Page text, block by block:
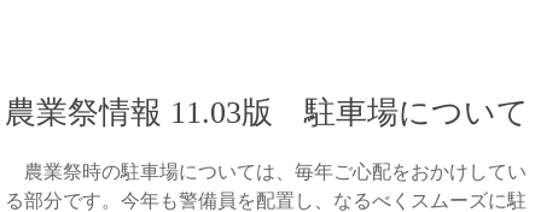
農業祭情報 11.03版 駐車場について
農業祭時の駐車場については、毎年ご心配をおかけしてい
る部分です。今年も警備員を配置し、なるべくスムーズに駐